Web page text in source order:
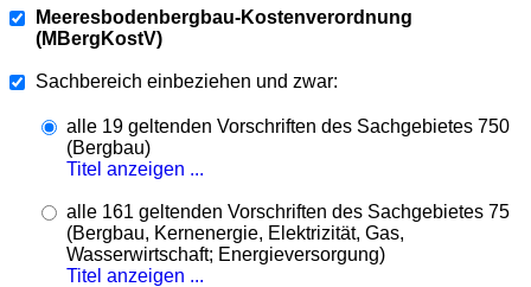
Meeresbodenbergbau-Kostenverordnung
(MBergKostV)
Sachbereich einbeziehen und zwar:
alle 19 geltenden Vorschriften des Sachgebietes 750
(Bergbau)
Titel anzeigen ...
alle 161 geltenden Vorschriften des Sachgebietes 75
(Bergbau, Kernenergie, Elektrizität, Gas,
Wasserwirtschaft; Energieversorgung)
Titel anzeigen ...